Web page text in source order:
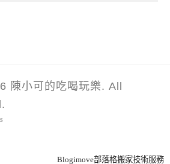
陳小可的吃喝玩樂. All
Blogimove部落格搬家技術服務